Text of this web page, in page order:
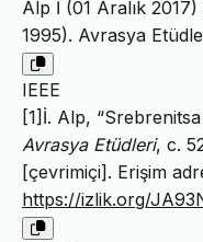
Alp İ (01 Aralık
1995). Avrasya
IEEE
[1]İ. Alp, “Srebrenitsa
Avrasya Etüdleri, c.
[çevrimiçi]. Erişim
https://izlik.org/